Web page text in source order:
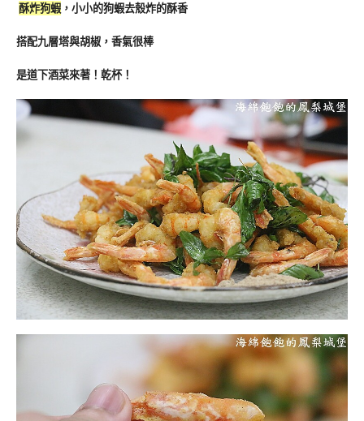
酥炸狗蝦 ，小小的狗蝦去殼炸的酥香
搭配九層塔與胡椒，香氣很棒
是道下酒菜來著！乾杯！